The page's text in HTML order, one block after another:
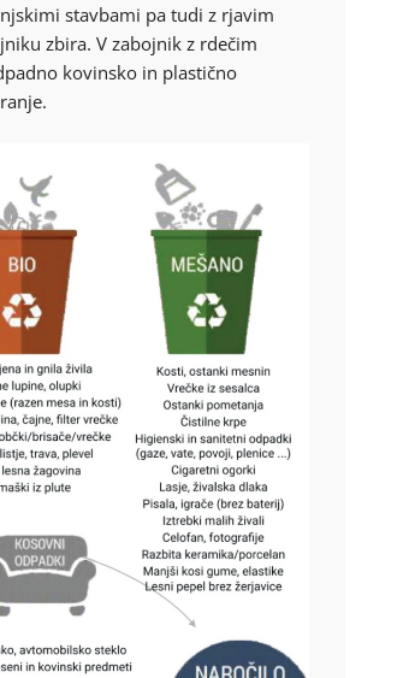
stavbami pa tudi z rjavim
zbira. V zabojnik z rdečim
kovinsko in plastično